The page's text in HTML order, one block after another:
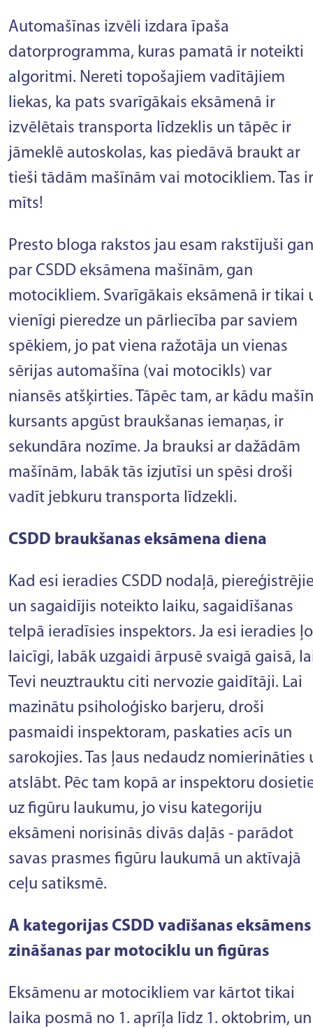
Automašīnas izvēli izdara īpaša
datorprogramma, kuras pamatā ir noteikti
algoritmi. Nereti topošajiem vadītājiem
liekas, ka pats svarīgākais eksāmenā ir
izvēlētais transporta līdzeklis un tāpēc ir
jāmeklē autoskolas, kas piedāvā braukt ar
tieši tādām mašīnām vai motocikliem. Tas ir
mīts!
Presto bloga rakstos jau esam rakstījuši gan
par CSDD eksāmena mašīnām, gan
motocikliem. Svarīgākais eksāmenā ir tikai
vienīgi pieredze un pārliecība par saviem
spēkiem, jo pat viena ražotāja un vienas
sērijas automašīna (vai motocikls) var
niansēs atšķirties. Tāpēc tam, ar kādu
kursants apgūst braukšanas iemaņas, ir
sekundāra nozīme. Ja brauksi ar dažādām
mašīnām, labāk tās izjutīsi un spēsi droši
vadīt jebkuru transporta līdzekli.
CSDD braukšanas eksāmena diena
Kad esi ieradies CSDD nodaļā,
un sagaidījis noteikto laiku, sagaidīšanas
telpā ieradīsies inspektors. Ja esi ieradies
laicīgi, labāk uzgaidi ārpusē svaigā gaisā,
Tevi neuztrauktu citi nervozie gaidītāji. Lai
mazinātu psiholoģisko barjeru, droši
pasmaidi inspektoram, paskaties acīs un
sarokojies. Tas ļaus nedaudz nomierināties
atslābt. Pēc tam kopā ar inspektoru
uz figūru laukumu, jo visu kategoriju
eksāmeni norisinās divās daļās - parādot
savas prasmes figūru laukumā un aktīvajā
ceļu satiksmē.
A kategorijas CSDD vadīšanas eksāmens
zināšanas par motociklu un figūras
Eksāmenu ar motocikliem var kārtot tikai
laika posmā no 1. aprīļa līdz 1. oktobrim, un